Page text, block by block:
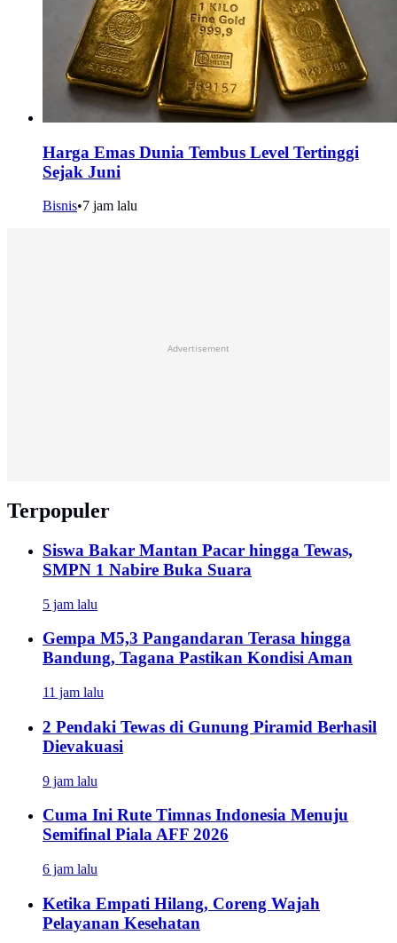
Harga Emas Dunia Tembus Level Tertinggi
Sejak Juni
Bisnis•7 jam lalu
Advertisement
Terpopuler
Siswa Bakar Mantan Pacar hingga Tewas,
SMPN 1 Nabire Buka Suara
5 jam lalu
Gempa M5,3 Pangandaran Terasa hingga
Bandung, Tagana Pastikan Kondisi Aman
11 jam lalu
2 Pendaki Tewas di Gunung Piramid Berhasil
Dievakuasi
9 jam lalu
Cuma Ini Rute Timnas Indonesia Menuju
Semifinal Piala AFF 2026
6 jam lalu
Ketika Empati Hilang, Coreng Wajah
Pelayanan Kesehatan